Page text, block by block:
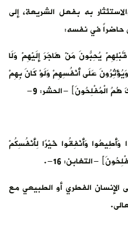
به بفعل الشريعة، إلى
حاضراً في نفسه:
قَبْلِهِمْ يُحِبُّونَ مَنْ هَاجَرَ إِلَيْهِمْ وَلَا
عَلَى أَنْفُسِهِمْ وَلَوْ كَانَ بِهِمْ
الْمُفْلِحُونَ﴾ -الحشر: 9-
وَأَنْفِقُوا خَيْرًا لِأَنْفُسِكُمْ
-التغابن: 16-.
الإنسان الفطري أو الطبيعي مع